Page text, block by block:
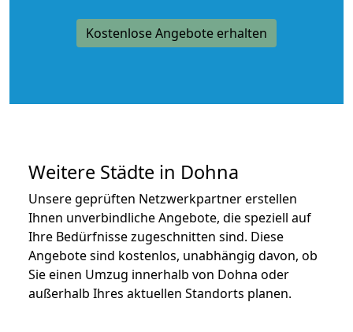
Kostenlose Angebote erhalten
Weitere Städte in Dohna
Unsere geprüften Netzwerkpartner erstellen
Ihnen unverbindliche Angebote, die speziell auf
Ihre Bedürfnisse zugeschnitten sind. Diese
Angebote sind kostenlos, unabhängig davon, ob
Sie einen Umzug innerhalb von Dohna oder
außerhalb Ihres aktuellen Standorts planen.